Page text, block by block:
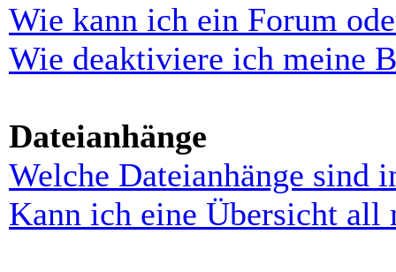
Wie kann ich ein Forum
Wie deaktiviere ich meine
Dateianhänge
Welche Dateianhänge sind
Kann ich eine Übersicht all